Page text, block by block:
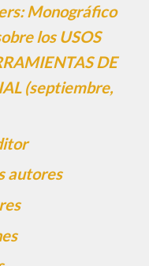
Monográfico
los USOS
DE
(septiembre,
autores